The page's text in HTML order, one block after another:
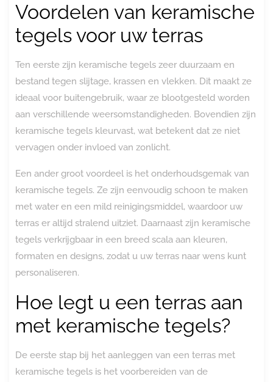
Voordelen van keramische
tegels voor uw terras
Ten eerste zijn keramische tegels zeer duurzaam en
bestand tegen slijtage, krassen en vlekken. Dit maakt ze
ideaal voor buitengebruik, waar ze blootgesteld worden
aan verschillende weersomstandigheden. Bovendien zijn
keramische tegels kleurvast, wat betekent dat ze niet
vervagen onder invloed van zonlicht.
Een ander groot voordeel is het onderhoudsgemak van
keramische tegels. Ze zijn eenvoudig schoon te maken
met water en een mild reinigingsmiddel, waardoor uw
terras er altijd stralend uitziet. Daarnaast zijn keramische
tegels verkrijgbaar in een breed scala aan kleuren,
formaten en designs, zodat u uw terras naar wens kunt
personaliseren.
Hoe legt u een terras aan
met keramische tegels?
De eerste stap bij het aanleggen van een terras met
keramische tegels is het voorbereiden van de